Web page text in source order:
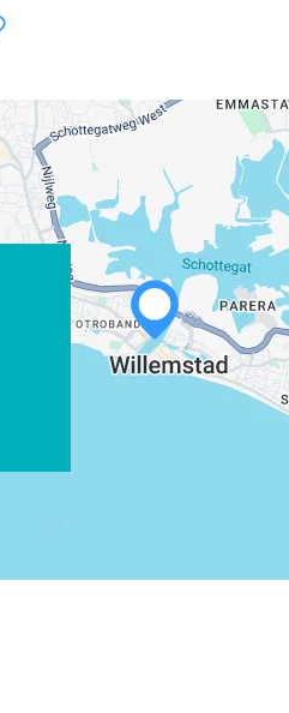
WHATSAPP
FACEBOOK